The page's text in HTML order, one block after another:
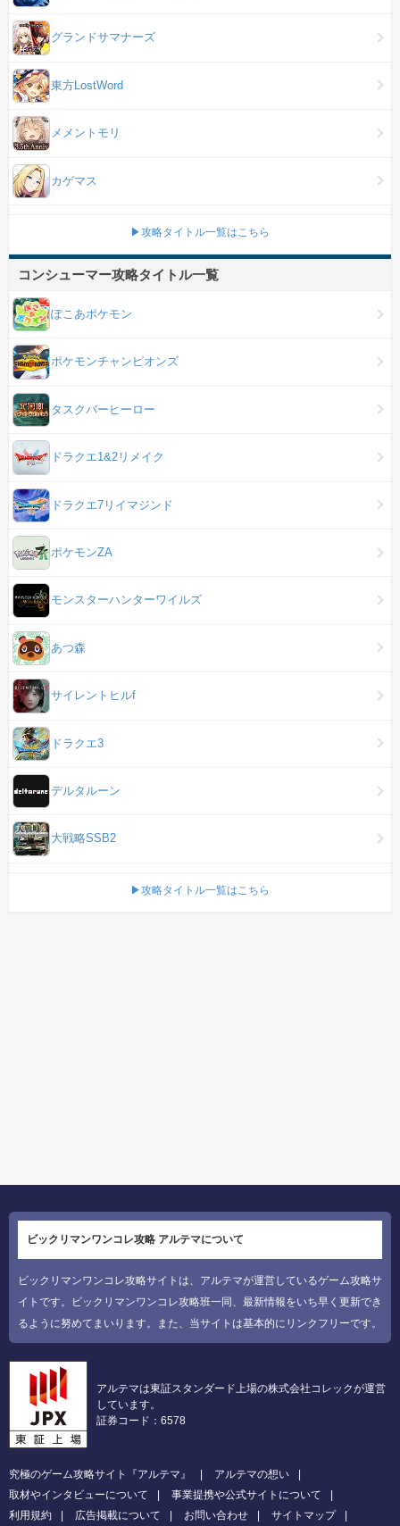
グランドサマナーズ
東方LostWord
メメントモリ
カゲマス
▶攻略タイトル一覧はこちら
コンシューマー攻略タイトル一覧
ぽこあポケモン
ポケモンチャンピオンズ
タスクバーヒーロー
ドラクエ1&2リメイク
ドラクエ7リイマジンド
ポケモンZA
モンスターハンターワイルズ
あつ森
サイレントヒルf
ドラクエ3
デルタルーン
大戦略SSB2
▶攻略タイトル一覧はこちら
ビックリマンワンコレ攻略 アルテマについて
ビックリマンワンコレ攻略サイトは、アルテマが運営しているゲーム攻略サ
イトです。ビックリマンワンコレ攻略班一同、最新情報をいち早く更新でき
るように努めてまいります。また、当サイトは基本的にリンクフリーです。
アルテマは東証スタンダード上場の株式会社コレックが運営
しています。
証券コード：6578
究極のゲーム攻略サイト『アルテマ』
アルテマの想い
取材やインタビューについて
事業提携や公式サイトについて
利用規約
広告掲載について お問い合わせ サイトマップ